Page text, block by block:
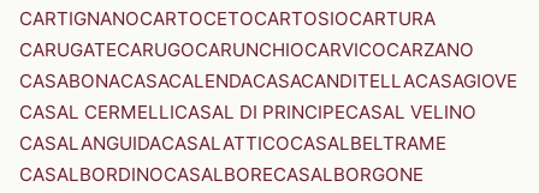
CARTIGNANOCARTOCETOCARTOSIOCARTURA
CARUGATECARUGOCARUNCHIOCARVICOCARZANO
CASABONACASACALENDACASACANDITELLACASAGIOVE
CASAL CERMELLICASAL DI PRINCIPECASAL VELINO
CASALANGUIDACASALATTICOCASALBELTRAME
CASALBORDINOCASALBORECASALBORGONE